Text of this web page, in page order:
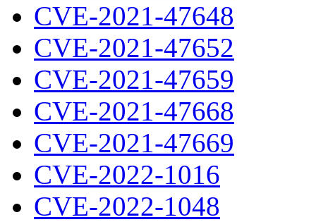
CVE-2021-47648
CVE-2021-47652
CVE-2021-47659
CVE-2021-47668
CVE-2021-47669
CVE-2022-1016
CVE-2022-1048